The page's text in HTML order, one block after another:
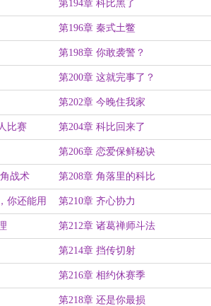
第194章 科比黑了
第196章 秦式土鳖
第198章 你敢袭警？
第200章 这就完事了？
第202章 今晚住我家
比赛 第204章 科比回来了
第206章 恋爱保鲜秘诀
战术 第208章 角落里的科比
你还能用 第210章 齐心协力
第212章 诸葛禅师斗法
第214章 挡传切射
第216章 相约休赛季
第218章 还是你最损